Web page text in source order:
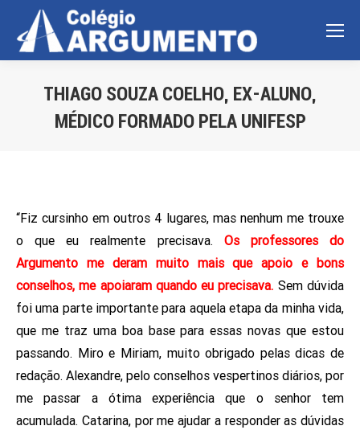
THIAGO SOUZA COELHO, EX-ALUNO,
MÉDICO FORMADO PELA UNIFESP
“Fiz cursinho em outros 4 lugares, mas nenhum me trouxe
o que eu realmente precisava. Os professores do
Argumento me deram muito mais que apoio e bons
conselhos, me apoiaram quando eu precisava. Sem dúvida
foi uma parte importante para aquela etapa da minha vida,
que me traz uma boa base para essas novas que estou
passando. Miro e Miriam, muito obrigado pelas dicas de
redação. Alexandre, pelo conselhos vespertinos diários, por
me passar a ótima experiência que o senhor tem
acumulada. Catarina, por me ajudar a responder as dúvidas